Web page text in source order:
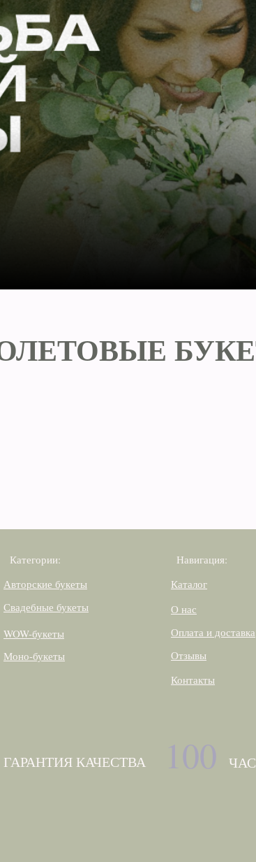
Контакты
Отзывы
Оплата и доставка
О нас
Каталог
Навигация:
Категории:
Моно-букеты
WOW-букеты
Свадебные букеты
Авторские букеты
ГАРАНТИЯ КАЧЕСТВА